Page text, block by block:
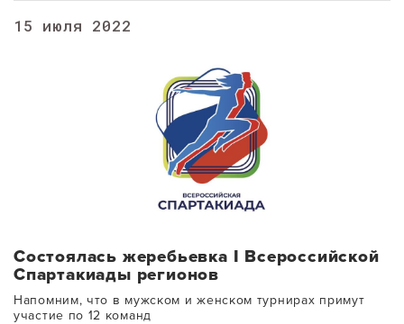
15 июля 2022
Состоялась жеребьевка I Всероссийской
Спартакиады регионов
Напомним, что в мужском и женском турнирах примут
участие по 12 команд